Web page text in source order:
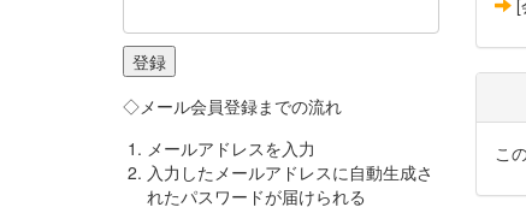
[
こ
◇メール会員登録までの流れ
メールアドレスを入力
入力したメールアドレスに自動生成さ
れたパスワードが届けられる